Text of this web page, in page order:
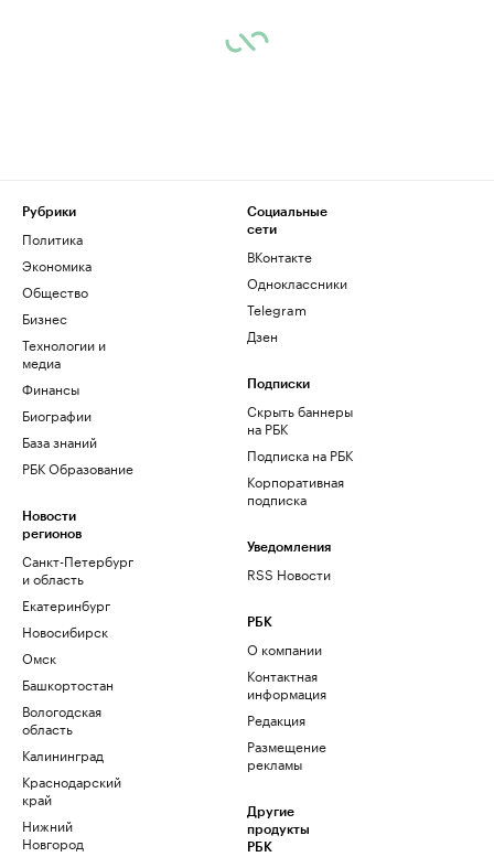
Рубрики
Политика
Экономика
Общество
Бизнес
Технологии и
медиа
Финансы
Биографии
База знаний
РБК Образование
Новости
регионов
Санкт-Петербург
и область
Екатеринбург
Новосибирск
Омск
Башкортостан
Вологодская
область
Калининград
Краснодарский
край
Нижний
Новгород
Социальные
сети
ВКонтакте
Одноклассники
Telegram
Дзен
Подписки
Скрыть баннеры
на РБК
Подписка на РБК
Корпоративная
подписка
Уведомления
RSS Новости
РБК
О компании
Контактная
информация
Редакция
Размещение
рекламы
Другие
продукты
РБК